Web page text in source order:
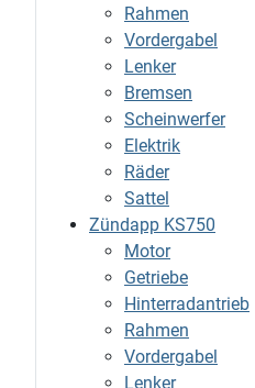
Rahmen
Vordergabel
Lenker
Bremsen
Scheinwerfer
Elektrik
Räder
Sattel
Zündapp KS750
Motor
Getriebe
Hinterradantrieb
Rahmen
Vordergabel
Lenker